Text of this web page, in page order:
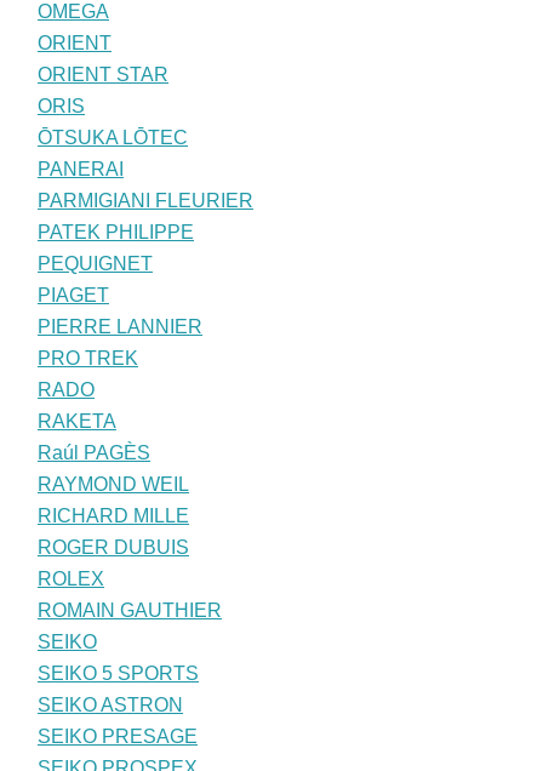
OMEGA
ORIENT
ORIENT STAR
ORIS
ŌTSUKA LŌTEC
PANERAI
PARMIGIANI FLEURIER
PATEK PHILIPPE
PEQUIGNET
PIAGET
PIERRE LANNIER
PRO TREK
RADO
RAKETA
Raúl PAGÈS
RAYMOND WEIL
RICHARD MILLE
ROGER DUBUIS
ROLEX
ROMAIN GAUTHIER
SEIKO
SEIKO 5 SPORTS
SEIKO ASTRON
SEIKO PRESAGE